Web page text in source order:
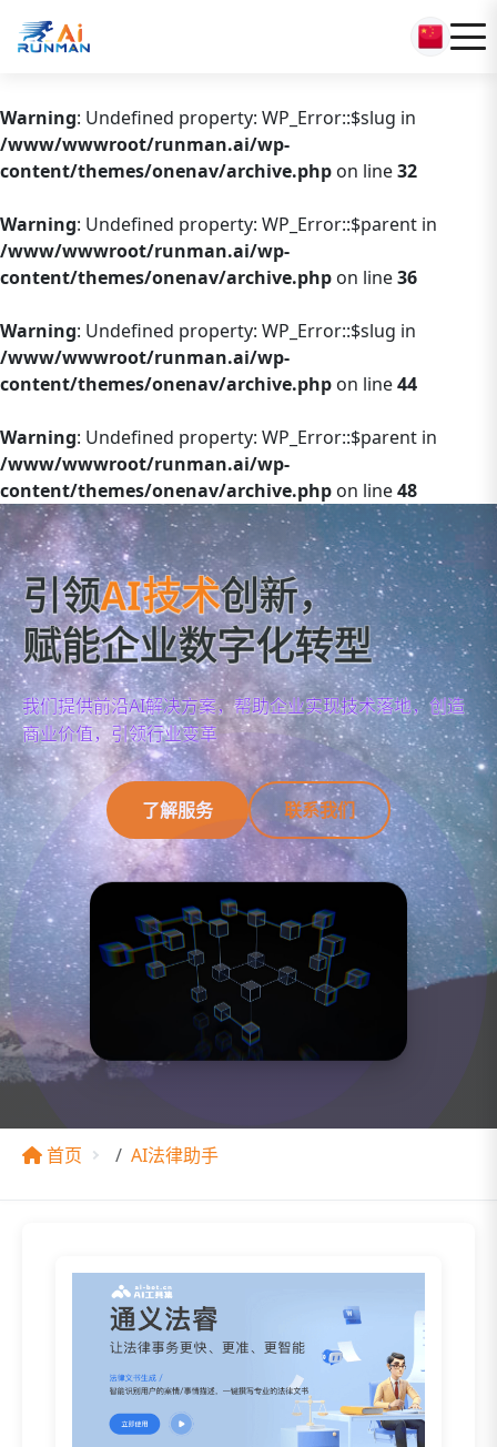
Warning: Undefined property: WP_Error::$slug in
/www/wwwroot/runman.ai/wp-
content/themes/onenav/archive.php on line32
Warning: Undefined property: WP_Error::$parent in
/www/wwwroot/runman.ai/wp-
content/themes/onenav/archive.php on line36
Warning: Undefined property: WP_Error::$slug in
/www/wwwroot/runman.ai/wp-
content/themes/onenav/archive.php on line44
Warning: Undefined property: WP_Error::$parent in
/www/wwwroot/runman.ai/wp-
content/themes/onenav/archive.php on line48
引领AI技术创新，
赋能企业数字化转型
我们提供前沿AI解决方案，帮助企业实现技术落地，创造
商业价值，引领行业变革
了解服务 联系我们
首页 AI法律助手